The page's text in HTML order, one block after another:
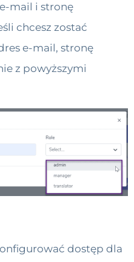
mail i stronę
chcesz zostać
e-mail, stronę
z powyższymi
dostęp dla